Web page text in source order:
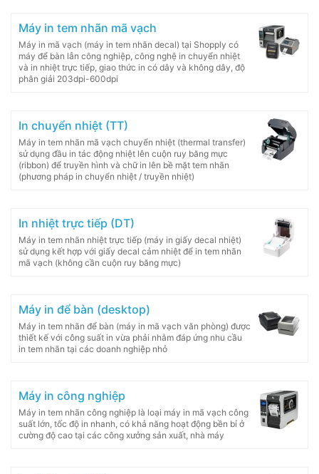
Máy in tem nhãn mã vạch
Máy in mã vạch (máy in tem nhãn decal) tại Shopply có
máy để bàn lẫn công nghiệp, công nghệ in chuyển nhiệt
và in nhiệt trực tiếp, giao thức in có dây và không dây, độ
phân giải 203dpi-600dpi
In chuyển nhiệt (TT)
Máy in tem nhãn mã vạch chuyển nhiệt (thermal transfer)
sử dụng đầu in tác động nhiệt lên cuộn ruy băng mực
(ribbon) để truyền hình và chữ in lên bề mặt tem nhãn
(phương pháp in chuyển nhiệt / truyền nhiệt)
In nhiệt trực tiếp (DT)
Máy in tem nhãn nhiệt trực tiếp (máy in giấy decal nhiệt)
sử dụng kết hợp với giấy decal cảm nhiệt để in tem nhãn
mã vạch (không cần cuộn ruy băng mực)
Máy in để bàn (desktop)
Máy in tem nhãn để bàn (máy in mã vạch văn phòng) được
thiết kế với công suất in vừa phải nhằm đáp ứng nhu cầu
in tem nhãn tại các doanh nghiệp nhỏ
Máy in công nghiệp
Máy in tem nhãn công nghiệp là loại máy in mã vạch công
suất lớn, tốc độ in nhanh, có khả năng hoạt động bền bỉ ở
cường độ cao tại các công xưởng sản xuất, nhà máy